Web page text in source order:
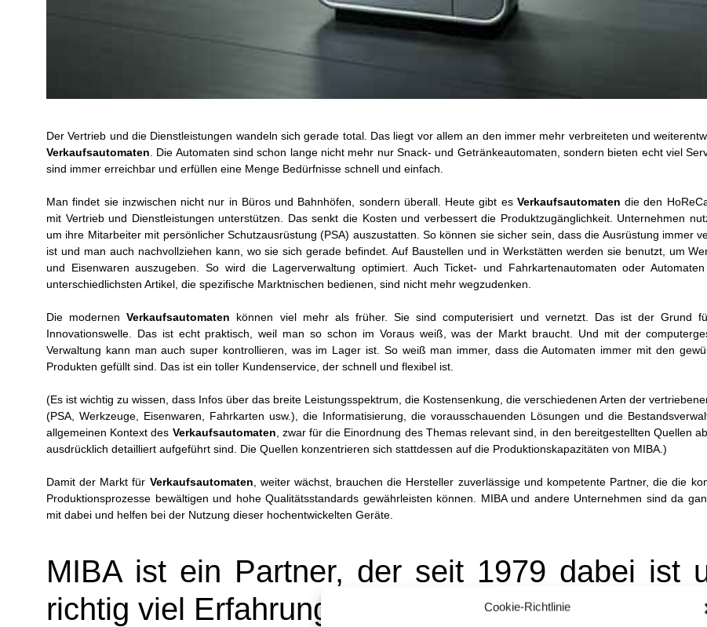
Cookie-Richtlinie
Der Vertrieb und die Dienstleistungen wandeln sich gerade total. Das liegt vor allem an den immer mehr verbreiteten und
Verkaufsautomaten . Die Automaten sind schon lange nicht mehr nur Snack- und Getränkeautomaten, sondern bieten echt viel
sind immer erreichbar und erfüllen eine Menge Bedürfnisse schnell und einfach.
Man findet sie inzwischen nicht nur in Büros und Bahnhöfen, sondern überall. Heute gibt es Verkaufsautomaten die den
mit Vertrieb und Dienstleistungen unterstützen. Das senkt die Kosten und verbessert die Produktzugänglichkeit. Unternehmen
um ihre Mitarbeiter mit persönlicher Schutzausrüstung (PSA) auszustatten. So können sie sicher sein, dass die Ausrüstung immer
ist und man auch nachvollziehen kann, wo sie sich gerade befindet. Auf Baustellen und in Werkstätten werden sie benutzt, um
und Eisenwaren auszugeben. So wird die Lagerverwaltung optimiert. Auch Ticket- und Fahrkartenautomaten oder
unterschiedlichsten Artikel, die spezifische Marktnischen bedienen, sind nicht mehr wegzudenken.
Die modernenVerkaufsautomaten können viel mehr als früher. Sie sind computerisiert und vernetzt. Das ist der Grund
Innovationswelle. Das ist echt praktisch, weil man so schon im Voraus weiß, was der Markt braucht. Und mit der
Verwaltung kann man auch super kontrollieren, was im Lager ist. So weiß man immer, dass die Automaten immer mit den
Produkten gefüllt sind. Das ist ein toller Kundenservice, der schnell und flexibel ist.
(Es ist wichtig zu wissen, dass Infos über das breite Leistungsspektrum, die Kostensenkung, die verschiedenen Arten der
(PSA, Werkzeuge, Eisenwaren, Fahrkarten usw.), die Informatisierung, die vorausschauenden Lösungen und die
allgemeinen Kontext des Verkaufsautomaten , zwar für die Einordnung des Themas relevant sind, in den bereitgestellten Quellen
ausdrücklich detailliert aufgeführt sind. Die Quellen konzentrieren sich stattdessen auf die Produktionskapazitäten von MIBA.)
Damit der Markt für Verkaufsautomaten , weiter wächst, brauchen die Hersteller zuverlässige und kompetente Partner, die die
Produktionsprozesse bewältigen und hohe Qualitätsstandards gewährleisten können. MIBA und andere Unternehmen sind da
mit dabei und helfen bei der Nutzung dieser hochentwickelten Geräte.
MIBA ist ein Partner, der seit 1979 dabei ist
richtig viel Erfahrung in der Produktion